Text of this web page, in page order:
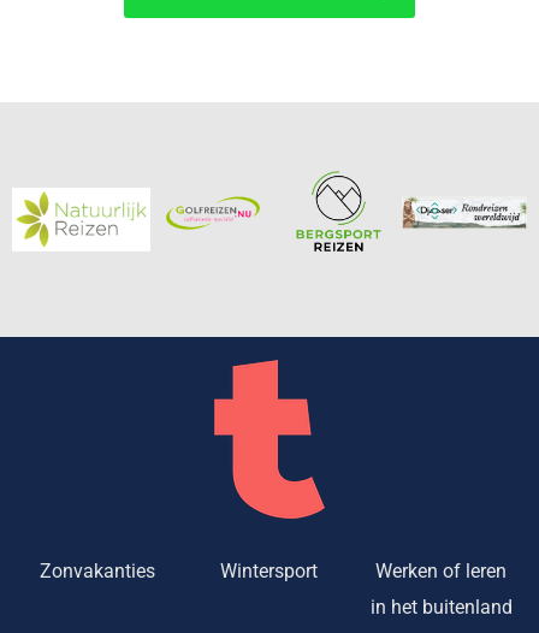
Zonvakanties Wintersport
Werken of leren
in het buitenland